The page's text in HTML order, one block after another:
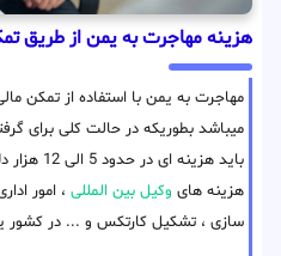
هزینه مهاجرت به یمن از طریق
مهاجرت به یمن با استفاده از تمکن
میباشد بطوریکه در حالت کلی برای
باید
هزینه های وکیل بین المللی ، امور
سازی ، تشکیل کارتکس و ... در